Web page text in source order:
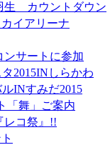
生 カウントダウン
イアリーナ
ンサートに参加
2015INしらかわ
INすみだ2015
「舞」ご案内
レコ祭』!!